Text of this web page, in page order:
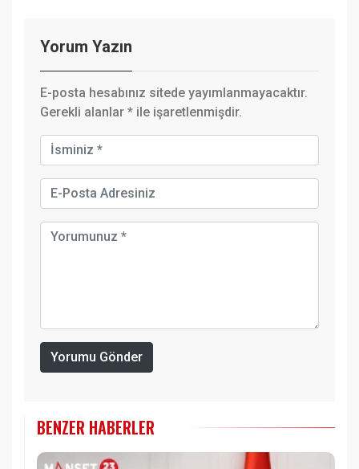
Yorum Yazın
E-posta hesabınız sitede yayımlanmayacaktır.
Gerekli alanlar * ile işaretlenmişdir.
Yorumu Gönder
BENZER HABERLER